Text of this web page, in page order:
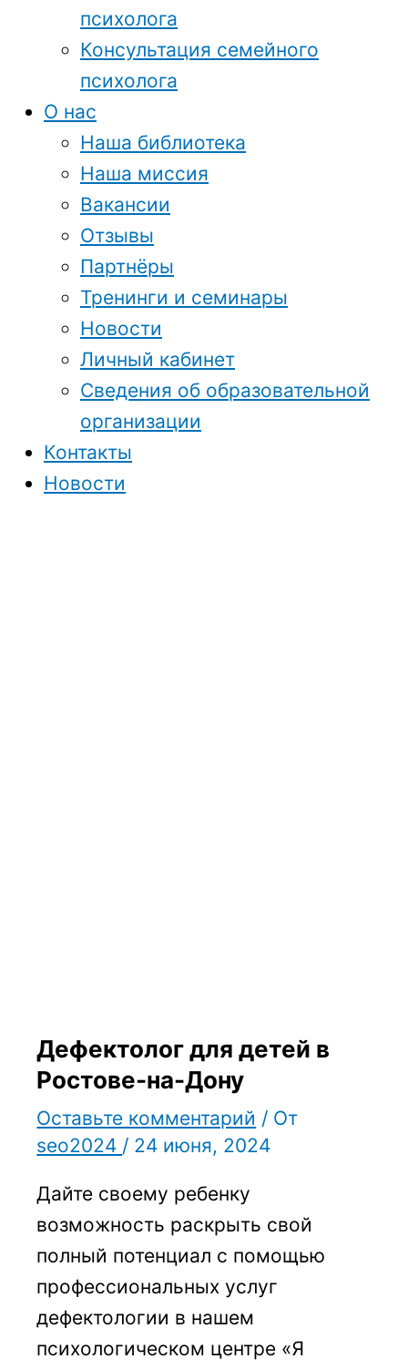
психолога
Консультация семейного
психолога
О нас
Наша библиотека
Наша миссия
Вакансии
Отзывы
Партнёры
Тренинги и семинары
Новости
Личный кабинет
Сведения об образовательной
организации
Контакты
Новости
Дефектолог для детей в
Ростове-на-Дону
Оставьте комментарий / От
seo2024 / 24 июня, 2024
Дайте своему ребенку
возможность раскрыть свой
полный потенциал с помощью
профессиональных услуг
дефектологии в нашем
психологическом центре «Я